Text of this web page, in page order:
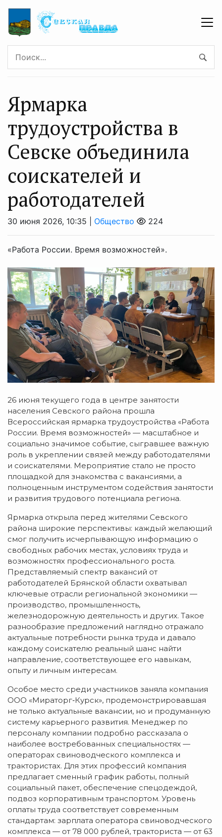
Ярмарка
трудоустройства в
Севске объединила
соискателей и
работодателей
30 июня 2026, 10:35 | Общество 224
«Работа России. Время возможностей».
26 июня текущего года в центре занятости
населения Севского района прошла
Всероссийская ярмарка трудоустройства «Работа
России. Время возможностей» — масштабное и
социально значимое событие, сыгравшее важную
роль в укреплении связей между работодателями
и соискателями. Мероприятие стало не просто
площадкой для знакомства с вакансиями, а
полноценным инструментом содействия занятости
и развития трудового потенциала региона.
Ярмарка открыла перед жителями Севского
района широкие перспективы: каждый желающий
смог получить исчерпывающую информацию о
свободных рабочих местах, условиях труда и
возможностях профессионального роста.
Представляемый спектр вакансий от
работодателей Брянской области охватывал
ключевые отрасли региональной экономики —
производство, промышленность,
железнодорожную деятельность и других. Такое
разнообразие предложений наглядно отражало
актуальные потребности рынка труда и давало
каждому соискателю реальный шанс найти
направление, соответствующее его навыкам,
опыту и личным интересам.
Особое место среди участников заняла компания
ООО «Мираторг‑Курск», продемонстрировавшая
не только актуальные вакансии, но и продуманную
систему карьерного развития. Менеджер по
персоналу компании подробно рассказала о
наиболее востребованных специальностях —
операторах свиноводческого комплекса и
трактористах. Для этих профессий компания
предлагает сменный график работы, полный
социальный пакет, обеспечение спецодеждой,
подвоз корпоративным транспортом. Уровень
оплаты труда соответствует современным
стандартам: зарплата оператора свиноводческого
комплекса — от 78 000 рублей, тракториста — от 63